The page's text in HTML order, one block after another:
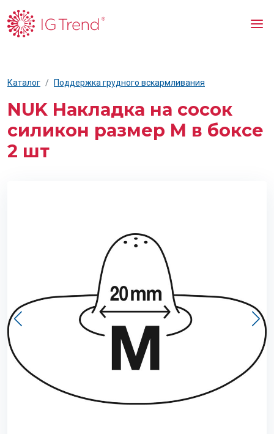
Каталог Поддержка грудного вскармливания
NUK Накладка на сосок
силикон размер М в боксе
2 шт